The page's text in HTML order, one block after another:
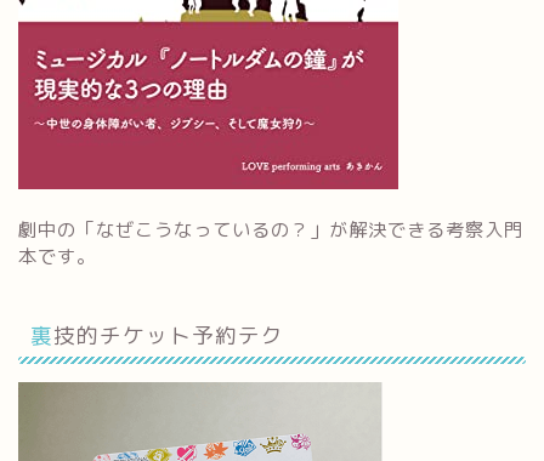
劇中の「なぜこうなっているの？」が解決できる考察入門
本です。
裏技的チケット予約テク